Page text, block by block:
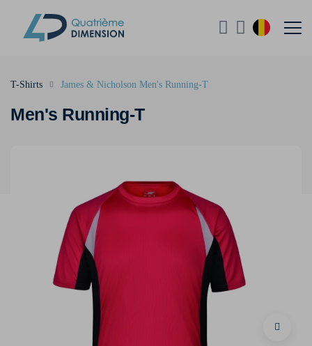
Men's Running-T
T-Shirts James & Nicholson Men's Running-T